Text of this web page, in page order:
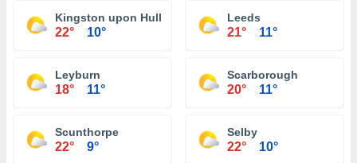
Kingston upon Hull
22° 10°
Leeds
21° 11°
Leyburn
18° 11°
Scarborough
20° 11°
Scunthorpe
22° 9°
Selby
22° 10°